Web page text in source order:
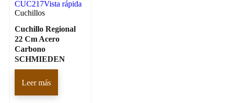
CUC217Vista rápida
Cuchillos
Cuchillo Regional
22 Cm Acero
Carbono
SCHMIEDEN
Leer más